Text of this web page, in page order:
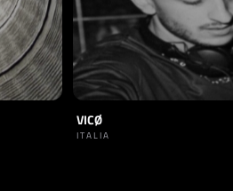
VICØ
ITALIA